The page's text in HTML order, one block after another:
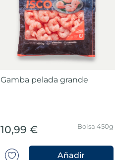
Gamba pelada grande
10,99 € Bolsa 450g
Añadir